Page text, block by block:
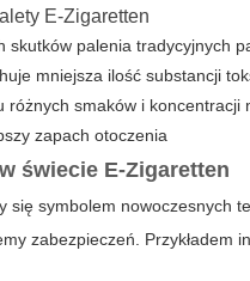
E-Zigaretten
skutków palenia tradycyjnych
mniejsza ilość substancji
różnych smaków i koncentracji
zapach otoczenia
świecie E-Zigaretten
się symbolem nowoczesnych
zabezpieczeń. Przykładem